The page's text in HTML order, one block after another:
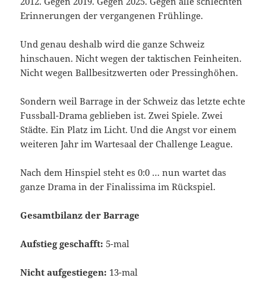
Erinnerungen der vergangenen Frühlinge.
Und genau deshalb wird die ganze Schweiz
hinschauen. Nicht wegen der taktischen Feinheiten.
Nicht wegen Ballbesitzwerten oder Pressinghöhen.
Sondern weil Barrage in der Schweiz das letzte echte
Fussball-Drama geblieben ist. Zwei Spiele. Zwei
Städte. Ein Platz im Licht. Und die Angst vor einem
weiteren Jahr im Wartesaal der Challenge League.
Nach dem Hinspiel steht es 0:0 … nun wartet das
ganze Drama in der Finalissima im Rückspiel.
Gesamtbilanz der Barrage
Aufstieg geschafft: 5-mal
Nicht aufgestiegen: 13-mal